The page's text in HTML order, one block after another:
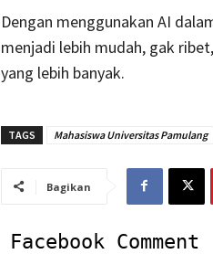
Dengan menggunakan AI
menjadi lebih mudah, gak
yang lebih banyak.
TAGS Mahasiswa Universitas Pamulang
Bagikan
Facebook Comment